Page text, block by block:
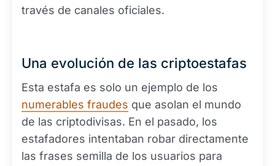
través de canales oficiales.
Una evolución de las criptoestafas
Esta estafa es solo un ejemplo de los
numerables fraudes que asolan el mundo
de las criptodivisas. En el pasado, los
estafadores intentaban robar directamente
las frases semilla de los usuarios para